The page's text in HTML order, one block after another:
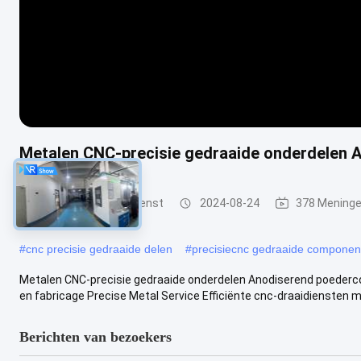
Metalen CNC-precisie gedraaide onderdelen
CNC de Draaiende Dienst 2024-08-24 378
#cnc precisie gedraaide delen #precisiecnc gedraaide
Metalen CNC-precisie gedraaide onderdelen Anodiserend
en fabricage Precise Metal Service Efficiënte cnc-draaidiensten
Berichten van bezoekers